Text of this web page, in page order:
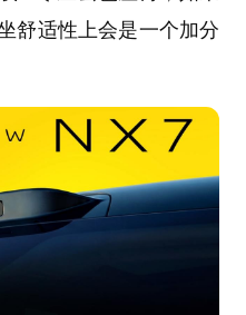
舒适性上会是一个加分